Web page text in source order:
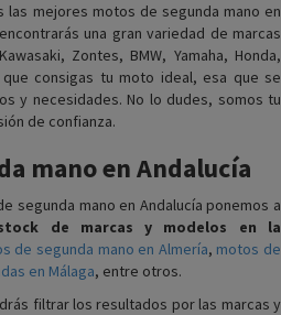
las mejores motos de segunda mano en
una gran variedad de marcas
Zontes, BMW, Yamaha, Honda,
que consigas tu moto ideal, esa que se
y necesidades. No lo dudes, somos tu
de confianza.
mano en Andalucía
segunda mano en Andalucía ponemos a
de marcas y modelos en la
de segunda mano en Almería, motos de
en Málaga, entre otros.
filtrar los resultados por las marcas y